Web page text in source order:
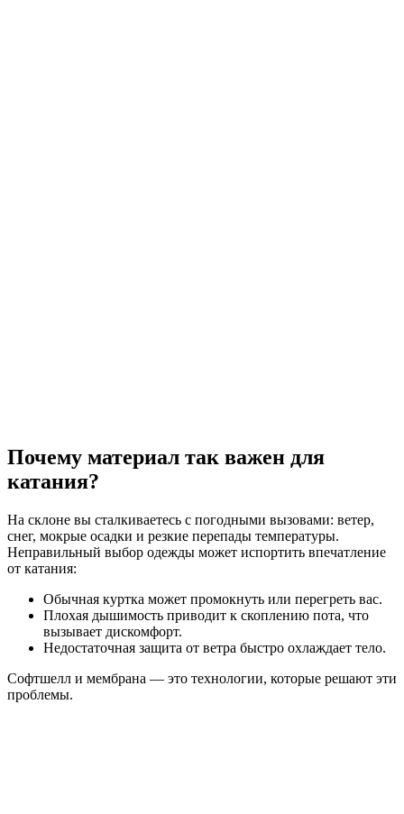
Почему материал так важен для
катания?
На склоне вы сталкиваетесь с погодными вызовами: ветер,
снег, мокрые осадки и резкие перепады температуры.
Неправильный выбор одежды может испортить впечатление
от катания:
Обычная куртка может промокнуть или перегреть вас.
Плохая дышимость приводит к скоплению пота, что
вызывает дискомфорт.
Недостаточная защита от ветра быстро охлаждает тело.
Софтшелл и мембрана — это технологии, которые решают эти
проблемы.